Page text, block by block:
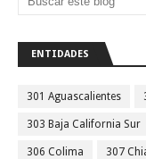
ENTIDADES
301 Aguascalientes
303 Baja California Sur
306 Colima 307